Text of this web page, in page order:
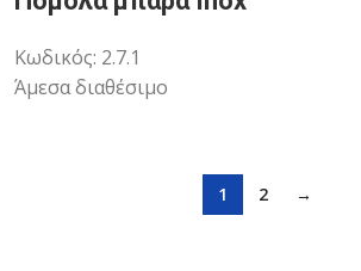
Κωδικός: 2.7.1
Άμεσα διαθέσιμο
1 2 →